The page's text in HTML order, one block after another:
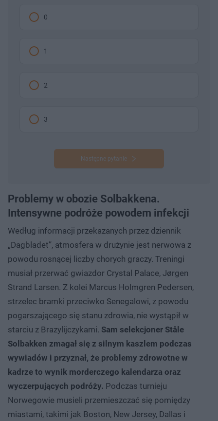
0
1
2
3
Następne pytanie
Problemy w obozie Solbakkena.
Intensywne podróże powodem infekcji
Według informacji przekazanych przez dziennik
„Dagbladet”, atmosfera w drużynie jest nerwowa z
powodu rosnącej liczby chorych graczy. Treningi
musiał przerwać gwiazdor Crystal Palace, Jørgen
Strand Larsen. Z kolei Marcus Holmgren Pedersen,
strzelec bramki przeciwko Senegalowi, z powodu
pogarszającego się stanu zdrowia, nie wystąpił w
starciu z Brazylijczykami. Sam selekcjoner Ståle
Solbakken zmagał się z silnym kaszlem podczas
wywiadów i przyznał, że problemy zdrowotne w
kadrze to wynik morderczego kalendarza oraz
wyczerpujących podróży. Podczas turnieju
Norwegowie musieli przemieszczać się pomiędzy
miastami, takimi jak Boston, New Jersey, Dallas i